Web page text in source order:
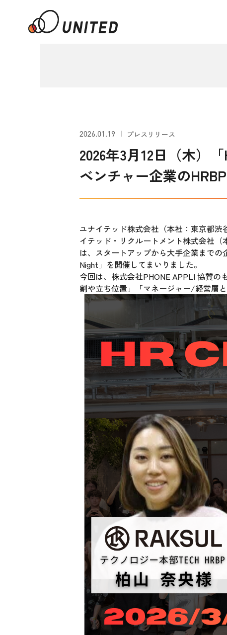
2026.01.19 プレスリリース
2026年3月12日（木）
ベンチャー企業の
ユナイテッド株式会社（本社：東京都
イテッド・リクルートメント株式会社（
は、スタートアップから大手企業まで
Night」を開催してまいりました。
今回は、株式会社PHONE APPLI 協賛
割や立ち位置」「マネージャー/経営層